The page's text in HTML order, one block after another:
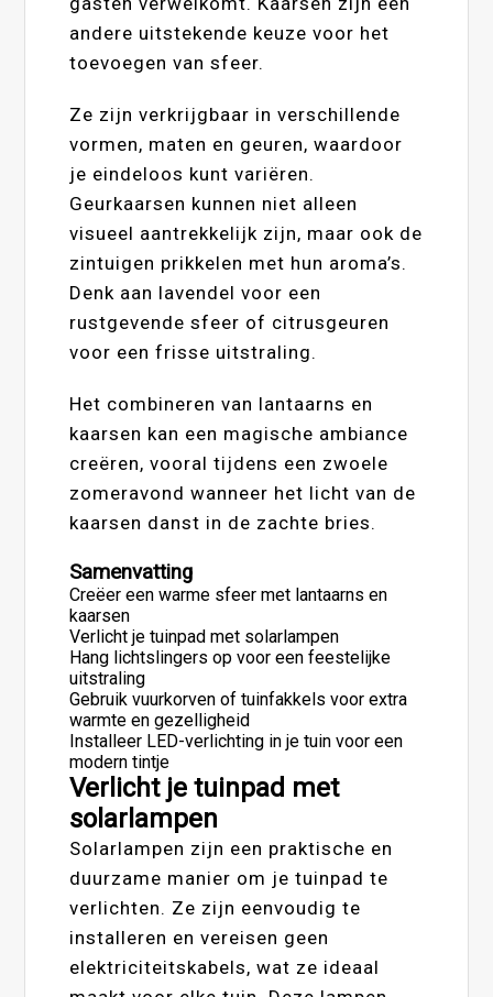
andere uitstekende keuze voor het
toevoegen van sfeer.
Ze zijn verkrijgbaar in verschillende
vormen, maten en geuren, waardoor
je eindeloos kunt variëren.
Geurkaarsen kunnen niet alleen
visueel aantrekkelijk zijn, maar ook de
zintuigen prikkelen met hun aroma’s.
Denk aan lavendel voor een
rustgevende sfeer of citrusgeuren
voor een frisse uitstraling.
Het combineren van lantaarns en
kaarsen kan een magische ambiance
creëren, vooral tijdens een zwoele
zomeravond wanneer het licht van de
kaarsen danst in de zachte bries.
Samenvatting
Creëer een warme sfeer met lantaarns en
kaarsen
Verlicht je tuinpad met solarlampen
Hang lichtslingers op voor een feestelijke
uitstraling
Gebruik vuurkorven of tuinfakkels voor extra
warmte en gezelligheid
Installeer LED-verlichting in je tuin voor een
modern tintje
Verlicht je tuinpad met
solarlampen
Solarlampen zijn een praktische en
duurzame manier om je tuinpad te
verlichten. Ze zijn eenvoudig te
installeren en vereisen geen
elektriciteitskabels, wat ze ideaal